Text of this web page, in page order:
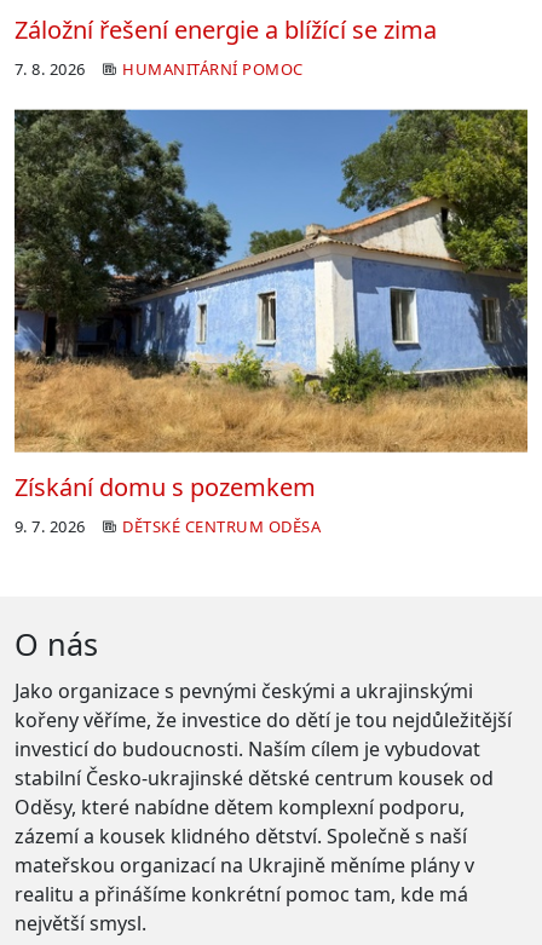
Záložní řešení energie a blížící se zima
7. 8. 2026 HUMANITÁRNÍ POMOC
Získání domu s pozemkem
9. 7. 2026 DĚTSKÉ CENTRUM ODĚSA
O nás
Jako organizace s pevnými českými a ukrajinskými
kořeny věříme, že investice do dětí je tou nejdůležitější
investicí do budoucnosti. Naším cílem je vybudovat
stabilní Česko-ukrajinské dětské centrum kousek od
Oděsy, které nabídne dětem komplexní podporu,
zázemí a kousek klidného dětství. Společně s naší
mateřskou organizací na Ukrajině měníme plány v
realitu a přinášíme konkrétní pomoc tam, kde má
největší smysl.